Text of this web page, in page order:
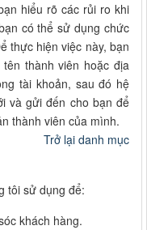
hiểu rõ các rủi ro khi
có thể sử dụng chức
thực hiện việc này, bạn
thành viên hoặc địa
tài khoản, sau đó hệ
và gửi đến cho bạn để
thành viên của mình.
Trở lại danh mục
tôi sử dụng để:
khách hàng.